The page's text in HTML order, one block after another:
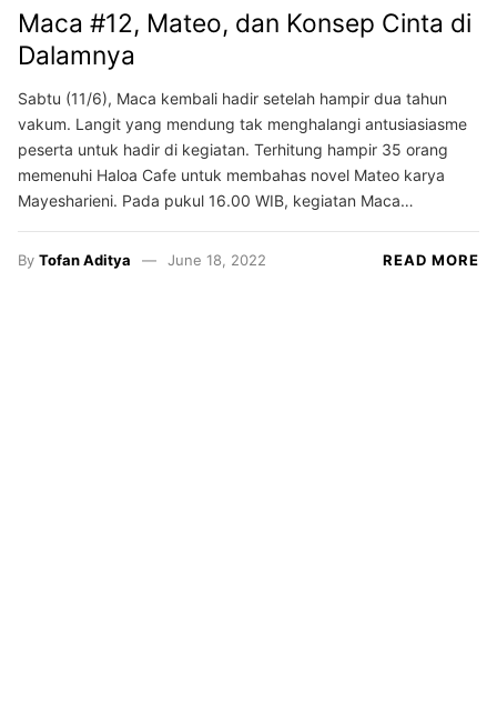
Maca #12, Mateo, dan Konsep Cinta di
Dalamnya
Sabtu (11/6), Maca kembali hadir setelah hampir dua tahun
vakum. Langit yang mendung tak menghalangi antusiasiasme
peserta untuk hadir di kegiatan. Terhitung hampir 35 orang
memenuhi Haloa Cafe untuk membahas novel Mateo karya
Mayesharieni. Pada pukul 16.00 WIB, kegiatan Maca…
By Tofan Aditya June 18, 2022 READ MORE